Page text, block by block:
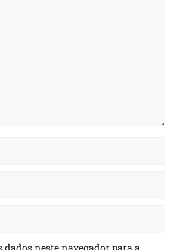
dados neste navegador para a